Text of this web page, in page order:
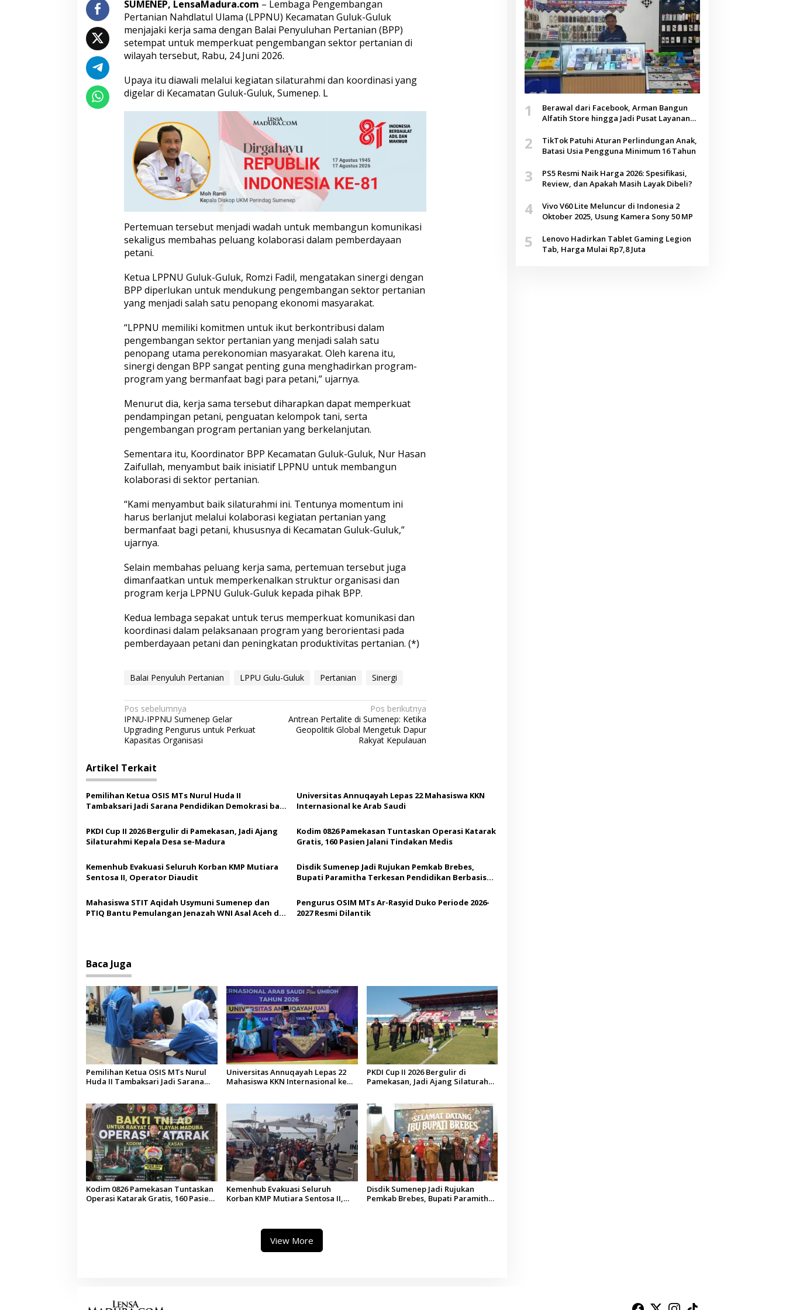
n
B
P
P
u
n
u
k
e
r
k
u
a
S
e
k
r
P
t
a
n
i
n
SUMENEP, LensaMadura.com – Lembaga Pengembangan
Pertanian Nahdlatul Ulama (LPPNU) Kecamatan Guluk-Guluk
menjajaki kerja sama dengan Balai Penyuluhan Pertanian (BPP)
setempat untuk memperkuat pengembangan sektor pertanian di
wilayah tersebut, Rabu, 24 Juni 2026.
Upaya itu diawali melalui kegiatan silaturahmi dan koordinasi yang
digelar di Kecamatan Guluk-Guluk, Sumenep. L
Pertemuan tersebut menjadi wadah untuk membangun komunikasi
sekaligus membahas peluang kolaborasi dalam pemberdayaan
petani.
Ketua LPPNU Guluk-Guluk, Romzi Fadil, mengatakan sinergi dengan
BPP diperlukan untuk mendukung pengembangan sektor pertanian
yang menjadi salah satu penopang ekonomi masyarakat.
“LPPNU memiliki komitmen untuk ikut berkontribusi dalam
pengembangan sektor pertanian yang menjadi salah satu
penopang utama perekonomian masyarakat. Oleh karena itu,
sinergi dengan BPP sangat penting guna menghadirkan program-
program yang bermanfaat bagi para petani,” ujarnya.
Menurut dia, kerja sama tersebut diharapkan dapat memperkuat
pendampingan petani, penguatan kelompok tani, serta
pengembangan program pertanian yang berkelanjutan.
Sementara itu, Koordinator BPP Kecamatan Guluk-Guluk, Nur Hasan
Zaifullah, menyambut baik inisiatif LPPNU untuk membangun
kolaborasi di sektor pertanian.
“Kami menyambut baik silaturahmi ini. Tentunya momentum ini
harus berlanjut melalui kolaborasi kegiatan pertanian yang
bermanfaat bagi petani, khususnya di Kecamatan Guluk-Guluk,”
ujarnya.
Selain membahas peluang kerja sama, pertemuan tersebut juga
dimanfaatkan untuk memperkenalkan struktur organisasi dan
program kerja LPPNU Guluk-Guluk kepada pihak BPP.
Kedua lembaga sepakat untuk terus memperkuat komunikasi dan
koordinasi dalam pelaksanaan program yang berorientasi pada
pemberdayaan petani dan peningkatan produktivitas pertanian. (*)
Balai Penyuluh Pertanian LPPU Gulu-Guluk Pertanian Sinergi
N
a
v
i
g
a
s
i
p
o
s
Pos sebelumnya
IPNU-IPPNU Sumenep Gelar
Upgrading Pengurus untuk Perkuat
Kapasitas Organisasi
Pos berikutnya
Antrean Pertalite di Sumenep: Ketika
Geopolitik Global Mengetuk Dapur
Rakyat Kepulauan
Artikel Terkait
Pemilihan Ketua OSIS MTs Nurul Huda II
Tambaksari Jadi Sarana Pendidikan Demokrasi bagi
Universitas Annuqayah Lepas 22 Mahasiswa KKN
Internasional ke Arab Saudi
PKDI Cup II 2026 Bergulir di Pamekasan, Jadi Ajang
Silaturahmi Kepala Desa se-Madura
Kodim 0826 Pamekasan Tuntaskan Operasi Katarak
Gratis, 160 Pasien Jalani Tindakan Medis
Kemenhub Evakuasi Seluruh Korban KMP Mutiara
Sentosa II, Operator Diaudit
Disdik Sumenep Jadi Rujukan Pemkab Brebes,
Bupati Paramitha Terkesan Pendidikan Berbasis
Mahasiswa STIT Aqidah Usymuni Sumenep dan
PTIQ Bantu Pemulangan Jenazah WNI Asal Aceh di
Pengurus OSIM MTs Ar-Rasyid Duko Periode 2026-
2027 Resmi Dilantik
Baca Juga
Pemilihan Ketua OSIS MTs Nurul
Huda II Tambaksari Jadi Sarana
Universitas Annuqayah Lepas 22
Mahasiswa KKN Internasional ke
PKDI Cup II 2026 Bergulir di
Pamekasan, Jadi Ajang Silaturahmi
Kodim 0826 Pamekasan Tuntaskan
Operasi Katarak Gratis, 160 Pasien
Kemenhub Evakuasi Seluruh
Korban KMP Mutiara Sentosa II,
Disdik Sumenep Jadi Rujukan
Pemkab Brebes, Bupati Paramitha
View More
1
Berawal dari Facebook, Arman Bangun
Alfatih Store hingga Jadi Pusat Layanan
2
TikTok Patuhi Aturan Perlindungan Anak,
Batasi Usia Pengguna Minimum 16 Tahun
3
PS5 Resmi Naik Harga 2026: Spesifikasi,
Review, dan Apakah Masih Layak Dibeli?
4
Vivo V60 Lite Meluncur di Indonesia 2
Oktober 2025, Usung Kamera Sony 50 MP
5
Lenovo Hadirkan Tablet Gaming Legion
Tab, Harga Mulai Rp7,8 Juta